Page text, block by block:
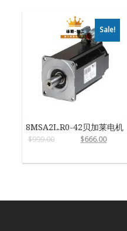
Sale!
8MSA2L.R0-42贝加莱电机
$999.00 $666.00